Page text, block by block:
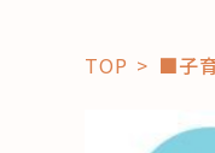
TOP ■子